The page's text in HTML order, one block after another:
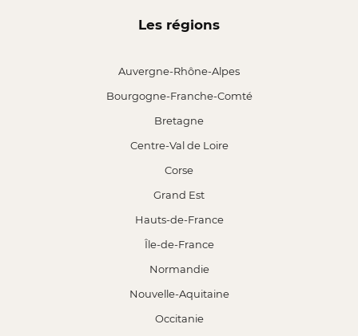
Les régions
Auvergne-Rhône-Alpes
Bourgogne-Franche-Comté
Bretagne
Centre-Val de Loire
Corse
Grand Est
Hauts-de-France
Île-de-France
Normandie
Nouvelle-Aquitaine
Occitanie